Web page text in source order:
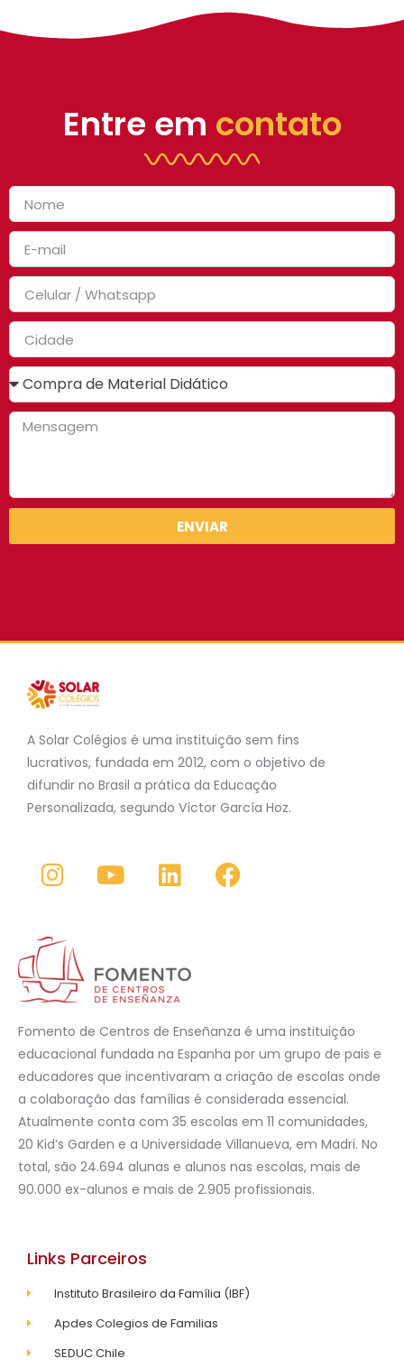
Entre em contato
ENVIAR
A Solar Colégios é uma instituição sem fins
lucrativos, fundada em 2012, com o objetivo de
difundir no Brasil a prática da Educação
Personalizada, segundo Víctor García Hoz.
Fomento de Centros de Enseñanza é uma instituição
educacional fundada na Espanha por um grupo de pais e
educadores que incentivaram a criação de escolas onde
a colaboração das famílias é considerada essencial.
Atualmente conta com 35 escolas em 11 comunidades,
20 Kid’s Garden e a Universidade Villanueva, em Madri. No
total, são 24.694 alunas e alunos nas escolas, mais de
90.000 ex-alunos e mais de 2.905 profissionais.
Links Parceiros
Instituto Brasileiro da Família (IBF)
Apdes Colegios de Familias
SEDUC Chile